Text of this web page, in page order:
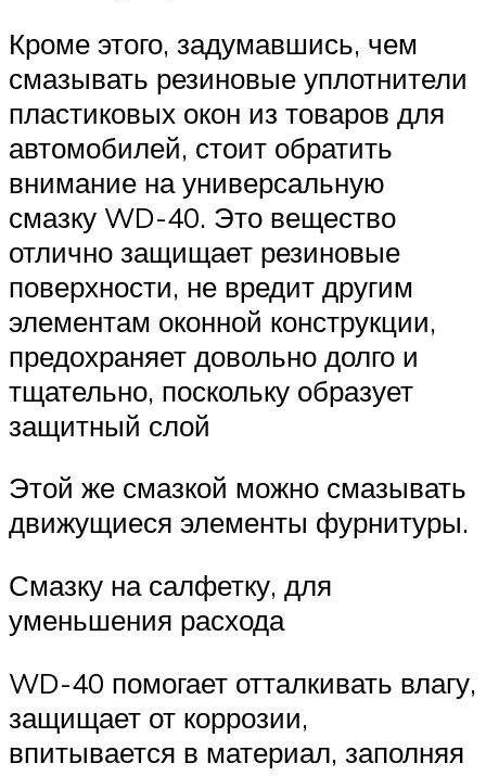
Кроме этого, задумавшись, чем
смазывать резиновые уплотнители
пластиковых окон из товаров для
автомобилей, стоит обратить
внимание на универсальную
смазку WD-40. Это вещество
отлично защищает резиновые
поверхности, не вредит другим
элементам оконной конструкции,
предохраняет довольно долго и
тщательно, поскольку образует
защитный слой
Этой же смазкой можно смазывать
движущиеся элементы фурнитуры.
Смазку на салфетку, для
уменьшения расхода
WD-40 помогает отталкивать влагу,
защищает от коррозии,
впитывается в материал, заполняя